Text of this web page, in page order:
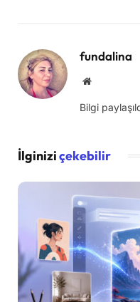
fundalina
Web
Bilgi
İlginiziçekebilir